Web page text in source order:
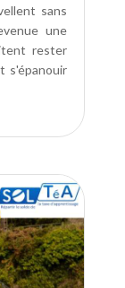
sans
une
rester
s'épanouir